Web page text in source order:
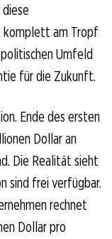
komplett am Tropf
Umfeld
für die Zukunft.
Ende des ersten
Dollar an
Die Realität sieht
sind frei verfügbar.
rechnet
Dollar pro